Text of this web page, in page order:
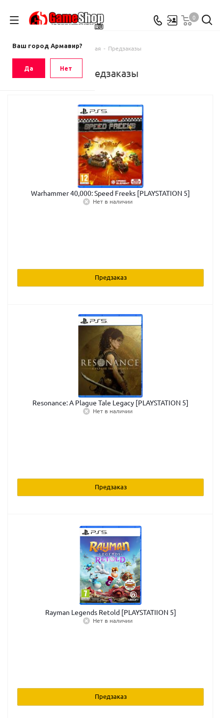
Ваш город Армавир?
Да Нет
0
Главная - Предзаказы
Предзаказы
Warhammer 40,000: Speed Freeks [PLAYSTATION 5]
Нет в наличии
Предзаказ
Resonance: A Plague Tale Legacy [PLAYSTATION 5]
Нет в наличии
Предзаказ
Rayman Legends Retold [PLAYSTATIION 5]
Нет в наличии
Предзаказ